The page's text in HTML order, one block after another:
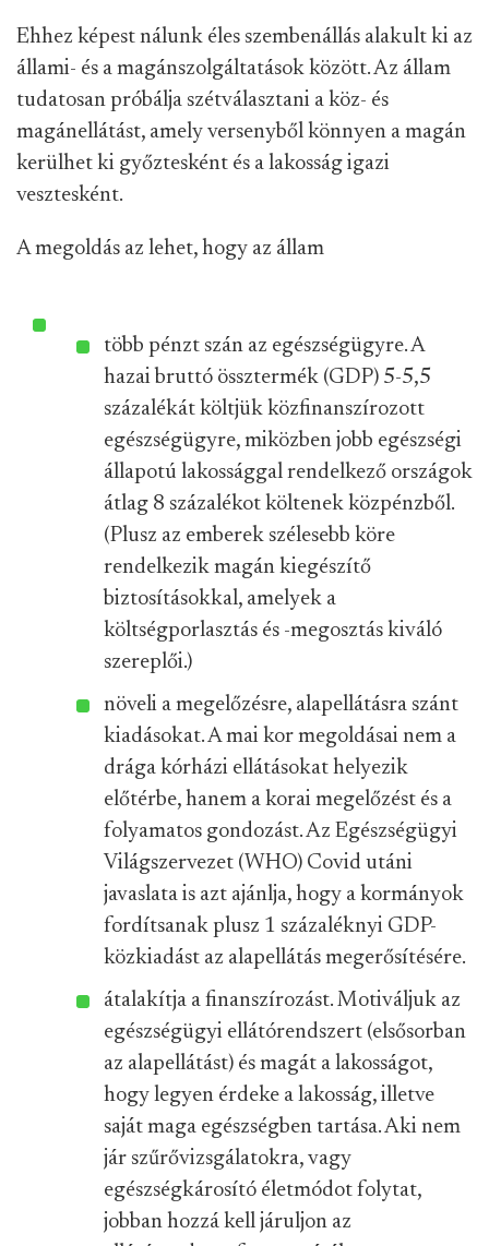
Ehhez képest nálunk éles szembenállás alakult ki az
állami- és a magánszolgáltatások között. Az állam
tudatosan próbálja szétválasztani a köz- és
magánellátást, amely versenyből könnyen a magán
kerülhet ki győztesként és a lakosság igazi
vesztesként.
A megoldás az lehet, hogy az állam
több pénzt szán az egészségügyre. A
hazai bruttó össztermék (GDP) 5-5,5
százalékát költjük közfinanszírozott
egészségügyre, miközben jobb egészségi
állapotú lakossággal rendelkező országok
átlag 8 százalékot költenek közpénzből.
(Plusz az emberek szélesebb köre
rendelkezik magán kiegészítő
biztosításokkal, amelyek a
költségporlasztás és -megosztás kiváló
szereplői.)
növeli a megelőzésre, alapellátásra szánt
kiadásokat. A mai kor megoldásai nem a
drága kórházi ellátásokat helyezik
előtérbe, hanem a korai megelőzést és a
folyamatos gondozást. Az Egészségügyi
Világszervezet (WHO) Covid utáni
javaslata is azt ajánlja, hogy a kormányok
fordítsanak plusz 1 százaléknyi GDP-
közkiadást az alapellátás megerősítésére.
átalakítja a finanszírozást. Motiváljuk az
egészségügyi ellátórendszert (elsősorban
az alapellátást) és magát a lakosságot,
hogy legyen érdeke a lakosság, illetve
saját maga egészségben tartása. Aki nem
jár szűrővizsgálatokra, vagy
egészségkárosító életmódot folytat,
jobban hozzá kell járuljon az